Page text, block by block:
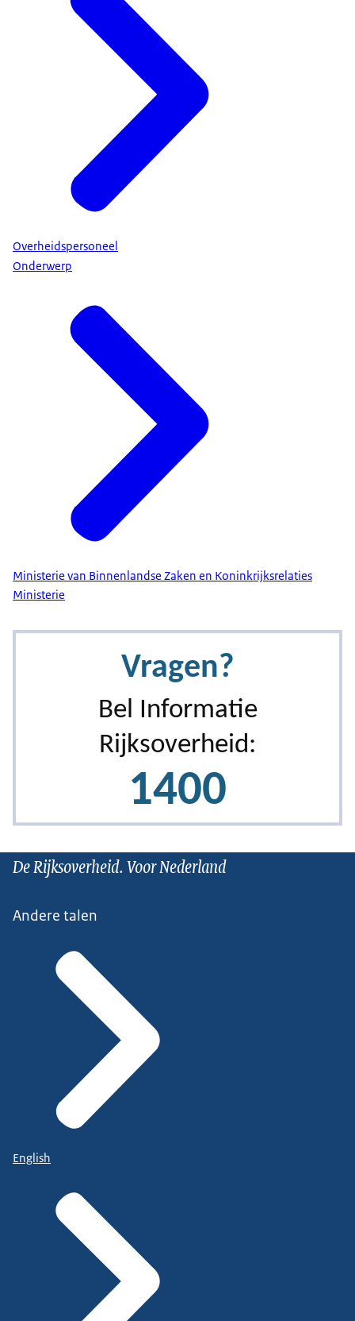
Overheidspersoneel
Onderwerp
Ministerie van Binnenlandse Zaken en Koninkrijksrelaties
Ministerie
De Rijksoverheid. Voor Nederland
Andere talen
English